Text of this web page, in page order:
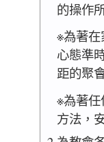
的操作
※為著
心態準
距的聚
※為著
方法，